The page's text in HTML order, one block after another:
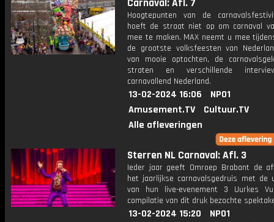
Carnaval: Afl. 7
Hoogtepunten van de
hoeft de straat niet op om carnaval
mee te maken. MAX neemt u mee
de grootste volksfeesten van
van mooie optochten, de
straten en verschillende
carnavallend Nederland.
13-02-2024 16:06
NPO1
Amusement.TV
Cultuur.TV
Alle afleveringen
Sterren NL Carnaval: Afl. 3
Ieder jaar geeft Omroep Brabant de
het jaarlijkse carnavalsgedruis met de
van hun live-evenement 3 Uurkes
compilatie van dit druk bezochte
13-02-2024 15:20
NPO1